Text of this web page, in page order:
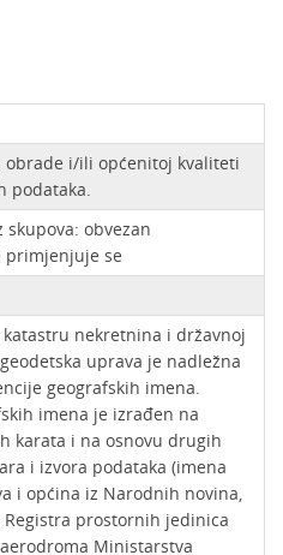
obrade i/ili općenitoj kvaliteti
podataka.
obvezan
primjenjuje se
katastru nekretnina i državnoj
uprava je nadležna
geografskih imena.
imena je izrađen na
karata i na osnovu drugih
i izvora podataka (imena
i općina iz Narodnih novina,
prostornih jedinica
Ministarstva